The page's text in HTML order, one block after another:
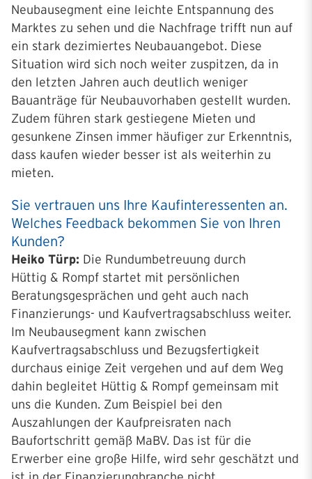
Neubausegment eine leichte Entspannung des
Marktes zu sehen und die Nachfrage trifft nun auf
ein stark dezimiertes Neubauangebot. Diese
Situation wird sich noch weiter zuspitzen, da in
den letzten Jahren auch deutlich weniger
Bauanträge für Neubauvorhaben gestellt wurden.
Zudem führen stark gestiegene Mieten und
gesunkene Zinsen immer häufiger zur Erkenntnis,
dass kaufen wieder besser ist als weiterhin zu
mieten.
Sie vertrauen uns Ihre Kaufinteressenten an.
Welches Feedback bekommen Sie von Ihren
Kunden?
Heiko Türp: Die Rundumbetreuung durch
Hüttig & Rompf startet mit persönlichen
Beratungsgesprächen und geht auch nach
Finanzierungs- und Kaufvertragsabschluss weiter.
Im Neubausegment kann zwischen
Kaufvertragsabschluss und Bezugsfertigkeit
durchaus einige Zeit vergehen und auf dem Weg
dahin begleitet Hüttig & Rompf gemeinsam mit
uns die Kunden. Zum Beispiel bei den
Auszahlungen der Kaufpreisraten nach
Baufortschritt gemäß MaBV. Das ist für die
Erwerber eine große Hilfe, wird sehr geschätzt und